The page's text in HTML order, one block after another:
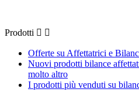
Prodotti  
Offerte su Affettatrici e
Nuovi prodotti bilance
molto altro
I prodotti più venduti su